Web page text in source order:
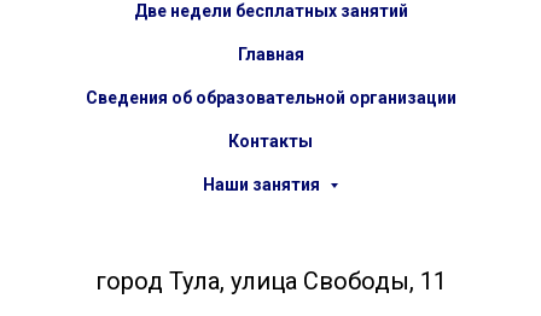
Две недели бесплатных занятий
Главная
Сведения об образовательной организации
Контакты
Наши занятия
город Тула, улица Свободы, 11